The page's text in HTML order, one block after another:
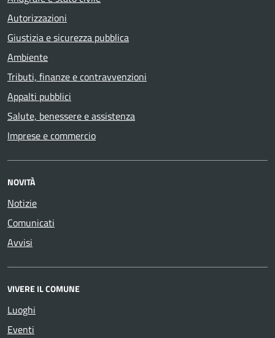
Autorizzazioni
Giustizia e sicurezza pubblica
Ambiente
Tributi, finanze e contravvenzioni
Appalti pubblici
Salute, benessere e assistenza
Imprese e commercio
NOVITÀ
Notizie
Comunicati
Avvisi
VIVERE IL COMUNE
Luoghi
Eventi